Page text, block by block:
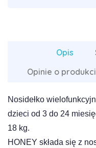
Opis
Opinie o
Nosidełko
dzieci od 3 do 24
18 kg.
HONEY składa się z